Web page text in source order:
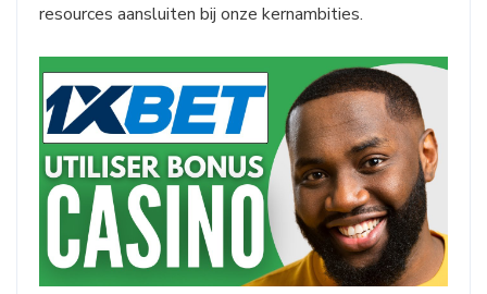
resources aansluiten bij onze kernambities.